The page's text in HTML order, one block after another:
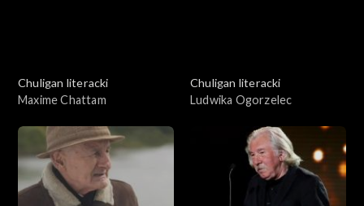
Chuligan literacki
Maxime Chattam
Chuligan literacki
Ludwika Ogorzelec